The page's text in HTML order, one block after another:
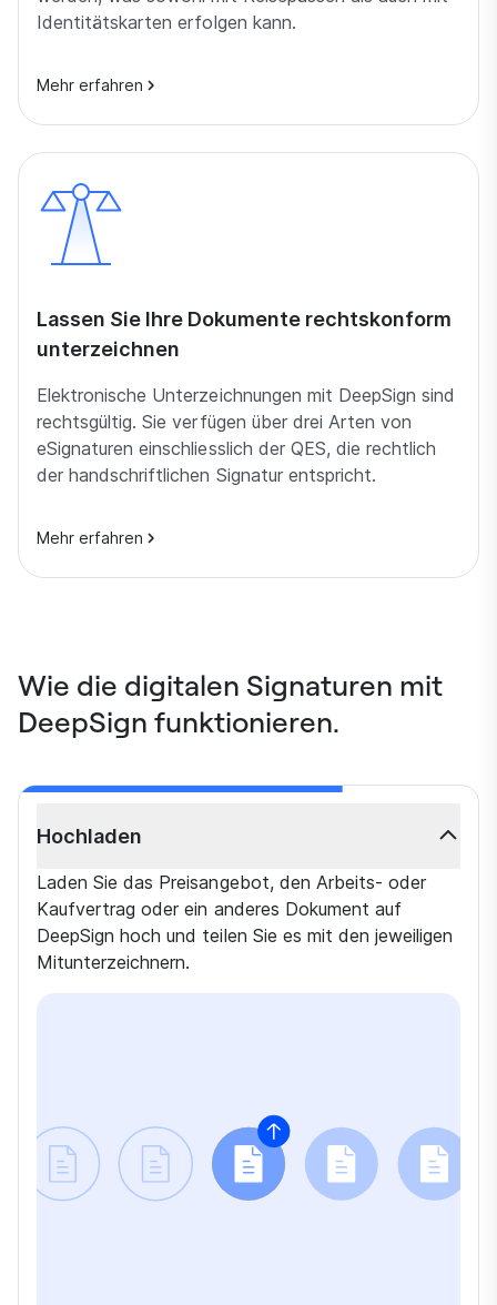
Identitätskarten erfolgen kann.
Mehr erfahren
Lassen Sie Ihre Dokumente rechtskonform
unterzeichnen
Elektronische Unterzeichnungen mit DeepSign sind
rechtsgültig. Sie verfügen über drei Arten von
eSignaturen einschliesslich der QES, die rechtlich
der handschriftlichen Signatur entspricht.
Mehr erfahren
Wie die digitalen Signaturen mit
DeepSign funktionieren.
Hochladen
Laden Sie das Preisangebot, den Arbeits- oder
Kaufvertrag oder ein anderes Dokument auf
DeepSign hoch und teilen Sie es mit den jeweiligen
Mitunterzeichnern.